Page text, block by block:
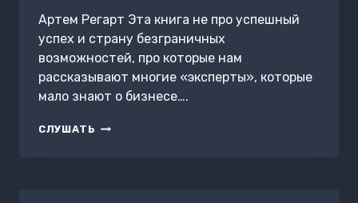
Артем Регарт Эта книга не про успешный
успех и страну безграничных
возможностей, про которые нам
рассказывают многие «эксперты», которые
мало знают о бизнесе….
СЛУШАТЬ БИЗНЕС